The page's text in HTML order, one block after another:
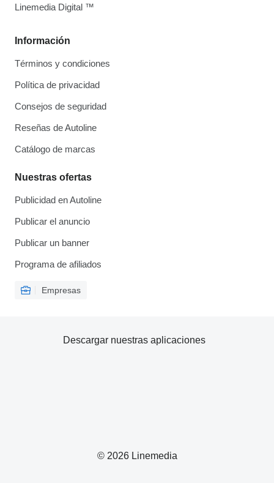
Información
Términos y condiciones
Política de privacidad
Consejos de seguridad
Reseñas de Autoline
Catálogo de marcas
Nuestras ofertas
Publicidad en Autoline
Publicar el anuncio
Publicar un banner
Programa de afiliados
Empresas
Linemedia Digital ™
© 2026 Linemedia
Descargar nuestras aplicaciones